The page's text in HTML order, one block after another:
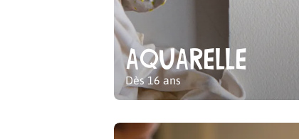
Aquarelle
Dès 16 ans